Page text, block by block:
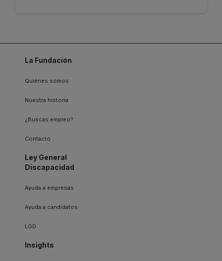
La Fundación
Quiénes somos
Nuestra historia
¿Buscas empleo?
Contacto
Ley General
Discapacidad
Ayuda a empresas
Ayuda a candidatos
LGD
Insights